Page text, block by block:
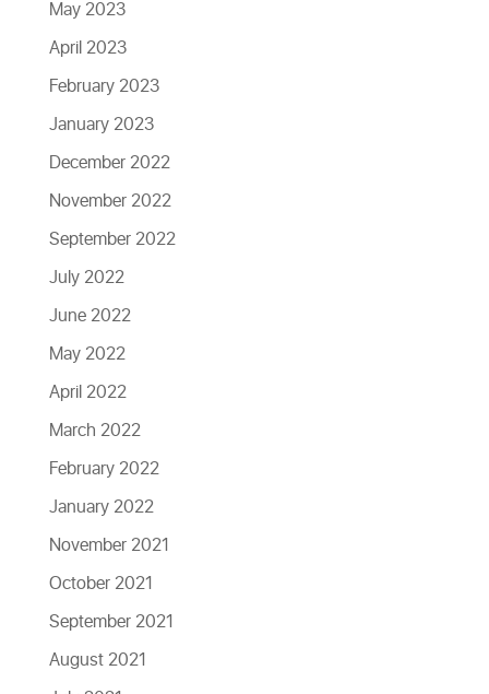
May 2023
April 2023
February 2023
January 2023
December 2022
November 2022
September 2022
July 2022
June 2022
May 2022
April 2022
March 2022
February 2022
January 2022
November 2021
October 2021
September 2021
August 2021